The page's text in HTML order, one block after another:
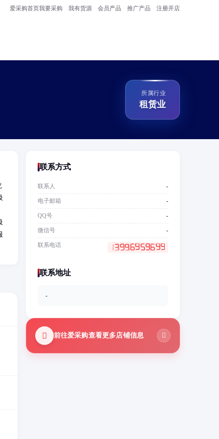
爱采购首页我要采购 我有货源 会员产品 推广产品 注册开店
所属行业
租赁业
联系方式
联系人 -
电子邮箱 -
QQ号 -
微信号 -
联系电话
联系地址
-
前往爱采购查看更多店铺信息